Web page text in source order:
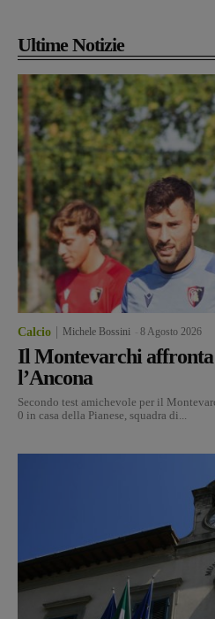
Ultime Notizie
Calcio Michele Bossini 8 Agosto 2026
Il Montevarchi
l’Ancona
Secondo test amichevole per il
0 in casa della Pianese, squadra di...